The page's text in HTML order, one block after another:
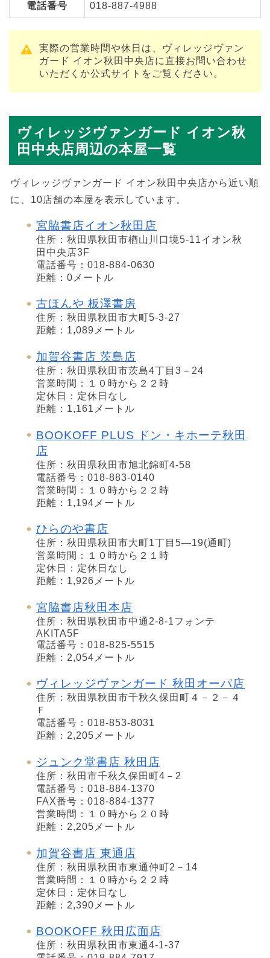
電話番号 018-887-4988
実際の営業時間や休日は、ヴィレッジヴァン
ガード イオン秋田中央店に直接お問い合わせ
いただくか公式サイトをご覧ください。
ヴィレッジヴァンガード イオン秋
田中央店周辺の本屋一覧
ヴィレッジヴァンガード イオン秋田中央店から近い順
に、10店舗の本屋を表示しています。
宮脇書店イオン秋田店
住所：秋田県秋田市楢山川口境5-11イオン秋
田中央店3F
電話番号：018-884-0630
距離：0メートル
古ほんや 板澤書房
住所：秋田県秋田市大町5-3-27
距離：1,089メートル
加賀谷書店 茨島店
住所：秋田県秋田市茨島4丁目3－24
営業時間：１０時から２２時
定休日：定休日なし
距離：1,161メートル
BOOKOFF PLUS ドン・キホーテ秋田
店
住所：秋田県秋田市旭北錦町4-58
電話番号：018-883-0140
営業時間：１０時から２２時
距離：1,194メートル
ひらのや書店
住所：秋田県秋田市大町1丁目5―19(通町)
営業時間：１０時から２１時
定休日：定休日なし
距離：1,926メートル
宮脇書店秋田本店
住所：秋田県秋田市中通2-8-1フォンテ
AKITA5F
電話番号：018-825-5515
距離：2,054メートル
ヴィレッジヴァンガード 秋田オーパ店
住所：秋田県秋田市千秋久保田町４－２－４
Ｆ
電話番号：018-853-8031
距離：2,205メートル
ジュンク堂書店 秋田店
住所：秋田市千秋久保田町4－2
電話番号：018-884-1370
FAX番号：018-884-1377
営業時間：１０時から２０時
距離：2,205メートル
加賀谷書店 東通店
住所：秋田県秋田市東通仲町2－14
営業時間：１０時から２２時
定休日：定休日なし
距離：2,390メートル
BOOKOFF 秋田広面店
住所：秋田県秋田市東通4-1-37